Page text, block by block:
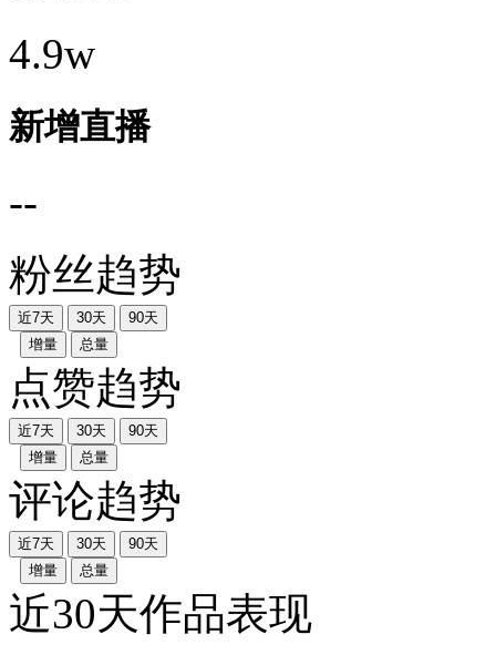
4.9w
新增直播
--
粉丝趋势
近7天 30天
90天
增量
总量
点赞趋势
近7天 30天
90天
增量
总量
评论趋势
近7天 30天
90天
增量
总量
近30天作品表现